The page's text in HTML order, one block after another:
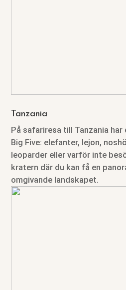
Tanzania
På safariresa till Tanzania
Big Five: elefanter, lejon,
leoparder eller varför inte
kratern där du kan få en
omgivande landskapet.